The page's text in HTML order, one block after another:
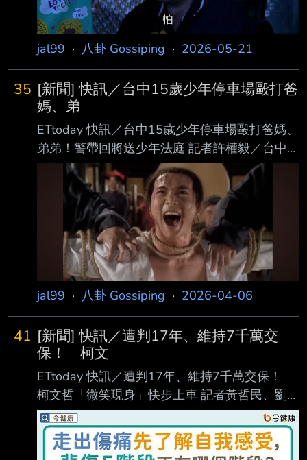
老翁，11日瞞著家人騎機車欲前往坪頂山上採桂
竹筍， 隨後便人間蒸發。幾天來，草屯警消、
義消及民間搜救
jal99 · 八卦 Gossiping · 2026-05-21
35 [新聞] 快訊／台中15歲少年停車場毆打爸
媽、弟
ETtoday 快訊／台中15歲少年停車場毆打爸媽、
弟弟！警帶回將送少年法庭 記者許權毅／台中
報導 台中市西屯區一處停車場今日下午傳出一
名15歲少年因情緒困擾，當街毆打爸媽、弟弟3
人 ，警消獲報到場，將受傷的雙親與弟弟送
醫，少年則被帶回派出所，預計依少事法護送至
少 年法庭。 事發在今日15時許，警消接獲通報
稱，西屯區市政北六路的停車場有民眾受傷。據
了解，現 場是年約40歲的雙親與2名年僅12歲
與15歲兒子，其中15歲兒子徒手攻擊其他三
人，造成3人 臉部、頸部以及手部遭毆傷、抓傷
等。 救護人員進行初步檢傷後
jal99 · 八卦 Gossiping · 2026-04-06
41 [新聞] 快訊／遭判17年、維持7千萬交
保！ 柯文
ETtoday 快訊／遭判17年、維持7千萬交保！
柯文哲「微笑現身」快步上車 記者黃哲民、劉
昌松、黃彥傑、戴若涵／台北報導 前台北市市
長、前民眾黨主席柯文哲因京華城等案，一審判
處合併執行17年刑期、褫奪公權 6年。北院宣判